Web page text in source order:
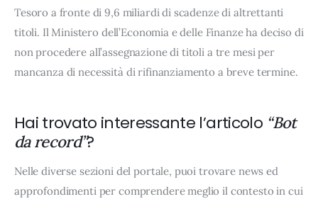
Tesoro a fronte di 9,6 miliardi di scadenze di altrettanti
titoli. Il Ministero dell’Economia e delle Finanze ha deciso di
non procedere all’assegnazione di titoli a tre mesi per
mancanza di necessità di rifinanziamento a breve termine.
Hai trovato interessante l’articolo “Bot
da record”?
Nelle diverse sezioni del portale, puoi trovare news ed
approfondimenti per comprendere meglio il contesto in cui